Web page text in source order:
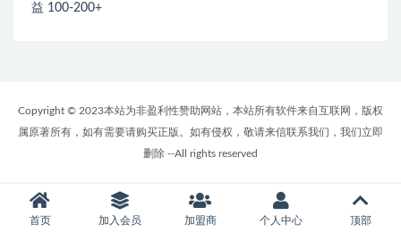
益 100-200+
Copyright © 2023本站为非盈利性赞助网站，本站所有软件来自互联网，版权
属原著所有，如有需要请购买正版。如有侵权，敬请来信联系我们，我们立即
删除 --All rights reserved
首页 加入会员 加盟商 个人中心 顶部